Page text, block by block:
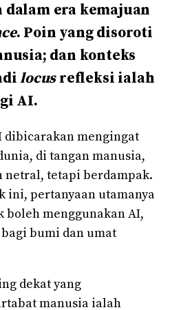
era kemajuan
. Poin yang disoroti
dan konteks
locusrefleksi ialah
AI.
dibicarakan mengingat
di tangan manusia,
tetapi berdampak.
ini, pertanyaan utamanya
boleh menggunakan AI,
bumi dan umat
dekat yang
manusia ialah